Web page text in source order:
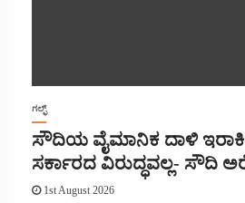
ಗಲ್ಫ್
ಸೌದಿಯ ವೈಮಾನಿಕ ದಾಳಿ
ಸರ್ಕಾರದ ವಿರುದ್ಧವಲ್ಲ- ಸೌದಿ
1st August 2026